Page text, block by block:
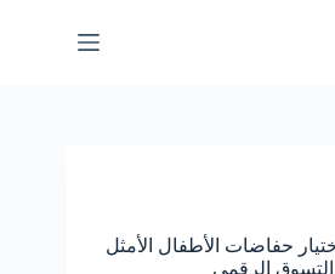
حفاضات الأطفال الأمثل
الرقمي